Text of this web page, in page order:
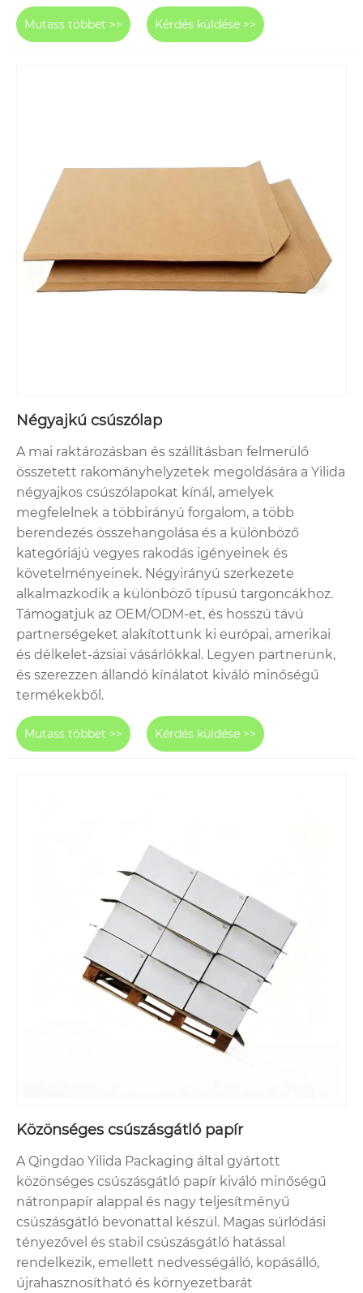
Mutass többet >> Kérdés küldése >>
Négyajkú csúszólap
A mai raktározásban és szállításban felmerülő
összetett rakományhelyzetek megoldására a Yilida
négyajkos csúszólapokat kínál, amelyek
megfelelnek a többirányú forgalom, a több
berendezés összehangolása és a különböző
kategóriájú vegyes rakodás igényeinek és
követelményeinek. Négyirányú szerkezete
alkalmazkodik a különböző típusú targoncákhoz.
Támogatjuk az OEM/ODM-et, és hosszú távú
partnerségeket alakítottunk ki európai, amerikai
és délkelet-ázsiai vásárlókkal. Legyen partnerünk,
és szerezzen állandó kínálatot kiváló minőségű
termékekből.
Mutass többet >> Kérdés küldése >>
Közönséges csúszásgátló papír
A Qingdao Yilida Packaging által gyártott
közönséges csúszásgátló papír kiváló minőségű
nátronpapír alappal és nagy teljesítményű
csúszásgátló bevonattal készül. Magas súrlódási
tényezővel és stabil csúszásgátló hatással
rendelkezik, emellett nedvességálló, kopásálló,
újrahasznosítható és környezetbarát